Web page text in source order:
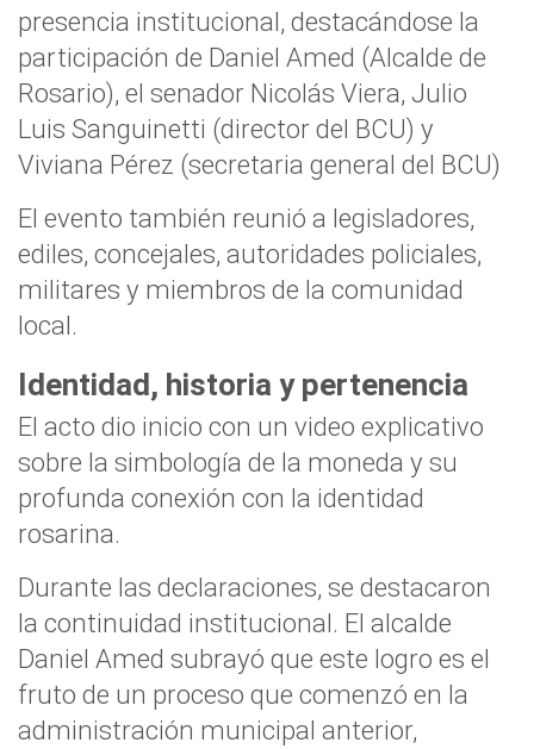
presencia institucional, destacándose la
participación de Daniel Amed (Alcalde de
Rosario), el senador Nicolás Viera, Julio
Luis Sanguinetti (director del BCU) y
Viviana Pérez (secretaria general del BCU)
El evento también reunió a legisladores,
ediles, concejales, autoridades policiales,
militares y miembros de la comunidad
local.
Identidad, historia y pertenencia
El acto dio inicio con un video explicativo
sobre la simbología de la moneda y su
profunda conexión con la identidad
rosarina.
Durante las declaraciones, se destacaron
la continuidad institucional. El alcalde
Daniel Amed subrayó que este logro es el
fruto de un proceso que comenzó en la
administración municipal anterior,